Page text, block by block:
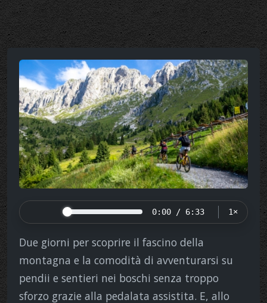
0:00 / 6:33 1×
Due giorni per scoprire il fascino della
montagna e la comodità di avventurarsi su
pendii e sentieri nei boschi senza troppo
sforzo grazie alla pedalata assistita. E, allo